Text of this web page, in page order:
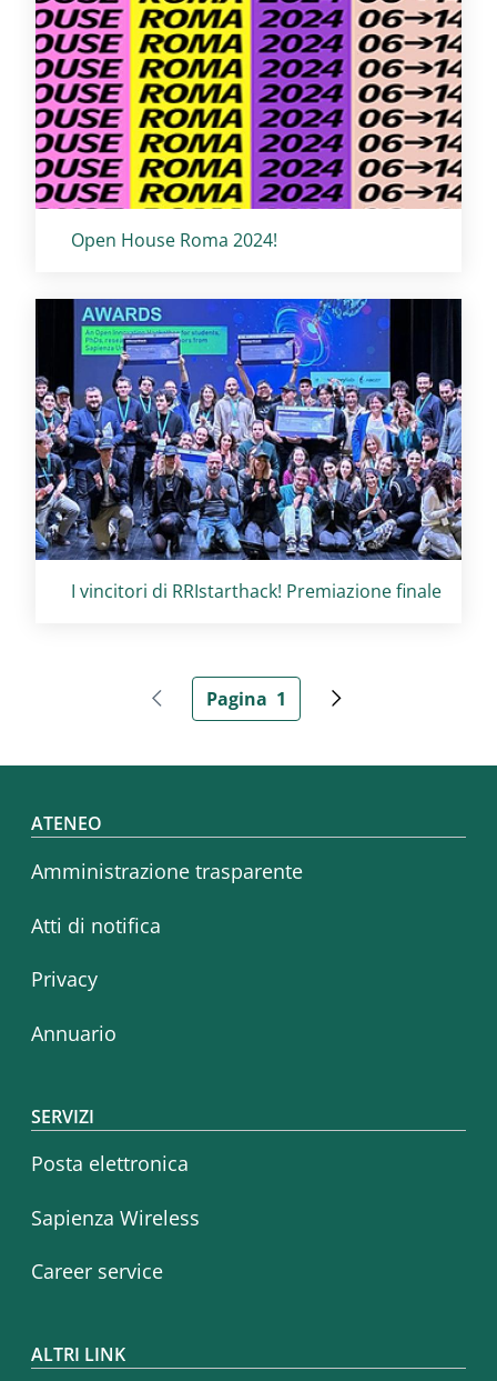
Titolo card:
Open House Roma 2024!
Titolo card:
I vincitori di RRIstarthack! Premiazione finale
Paginazione
Pagina precedentePagina attuale
Pagina 1 Pagina successiva
Footer menu
ATENEO
Amministrazione trasparente
Atti di notifica
Privacy
Annuario
SERVIZI
Posta elettronica
Sapienza Wireless
Career service
ALTRI LINK